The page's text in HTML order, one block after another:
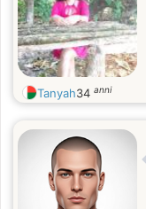
Tanyah34 anni